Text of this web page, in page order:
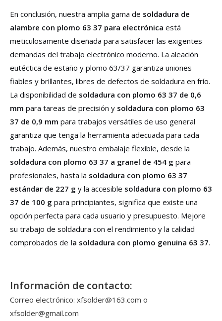
En conclusión, nuestra amplia gama de soldadura de
alambre con plomo 63 37 para electrónica está
meticulosamente diseñada para satisfacer las exigentes
demandas del trabajo electrónico moderno. La aleación
eutéctica de estaño y plomo 63/37 garantiza uniones
fiables y brillantes, libres de defectos de soldadura en frío.
La disponibilidad de soldadura con plomo 63 37 de 0,6
mm para tareas de precisión y soldadura con plomo 63
37 de 0,9 mm para trabajos versátiles de uso general
garantiza que tenga la herramienta adecuada para cada
trabajo. Además, nuestro embalaje flexible, desde la
soldadura con plomo 63 37 a granel de 454 g para
profesionales, hasta la soldadura con plomo 63 37
estándar de 227 g y la accesible soldadura con plomo 63
37 de 100 g para principiantes, significa que existe una
opción perfecta para cada usuario y presupuesto. Mejore
su trabajo de soldadura con el rendimiento y la calidad
comprobados de la soldadura con plomo genuina 63 37.
Información de contacto:
Correo electrónico: xfsolder@163.com o
xfsolder@gmail.com